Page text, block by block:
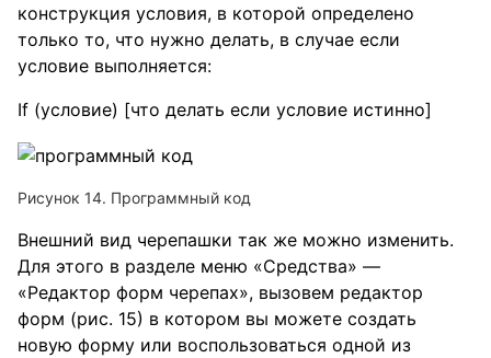
конструкция условия, в которой определено
только то, что нужно делать, в случае если
условие выполняется:
If (условие) [что делать если условие истинно]
Рисунок 14. Программный код
Внешний вид черепашки так же можно изменить.
Для этого в разделе меню «Средства» —
«Редактор форм черепах», вызовем редактор
форм (рис. 15) в котором вы можете создать
новую форму или воспользоваться одной из